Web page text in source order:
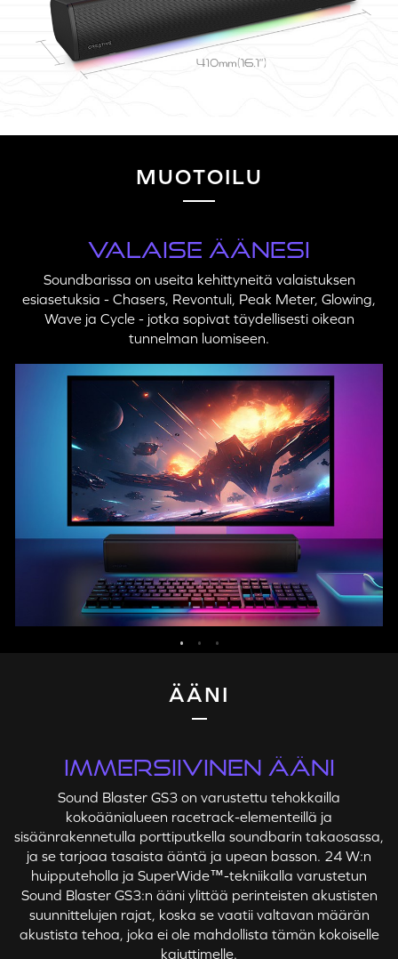
MUOTOILU
VALAISE ÄÄNESI
Soundbarissa on useita kehittyneitä valaistuksen
esiasetuksia - Chasers, Revontuli, Peak Meter, Glowing,
Wave ja Cycle - jotka sopivat täydellisesti oikean
tunnelman luomiseen.
ÄÄNI
IMMERSIIVINEN ÄÄNI
Sound Blaster GS3 on varustettu tehokkailla
kokoäänialueen racetrack-elementeillä ja
sisäänrakennetulla porttiputkella soundbarin takaosassa,
ja se tarjoaa tasaista ääntä ja upean basson. 24 W:n
huipputeholla ja SuperWide™-tekniikalla varustetun
Sound Blaster GS3:n ääni ylittää perinteisten akustisten
suunnittelujen rajat, koska se vaatii valtavan määrän
akustista tehoa, joka ei ole mahdollista tämän kokoiselle
kaiuttimelle.